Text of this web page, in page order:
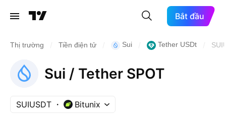
Bắt đầu
Thị trường Tiền điện tử Sui Tether USDt
Sui / Tether SPOT
SUIUSDT Bitunix